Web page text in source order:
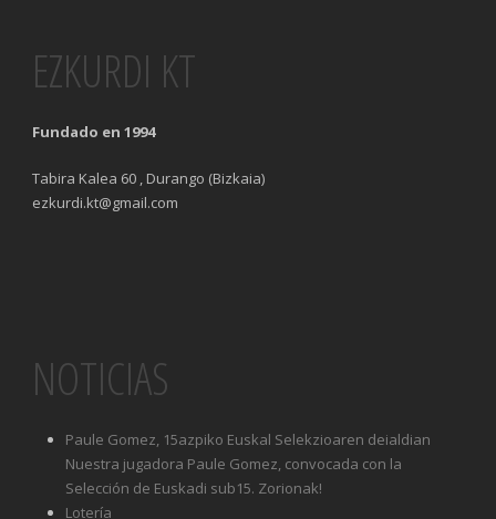
EZKURDI KT
Fundado en 1994
Tabira Kalea 60 , Durango (Bizkaia)
ezkurdi.kt@gmail.com
NOTICIAS
Paule Gomez, 15azpiko Euskal Selekzioaren deialdian
Nuestra jugadora Paule Gomez, convocada con la
Selección de Euskadi sub15. Zorionak!
Lotería